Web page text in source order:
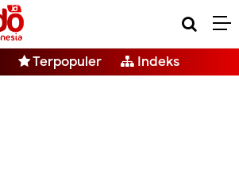
Terpopuler Indeks